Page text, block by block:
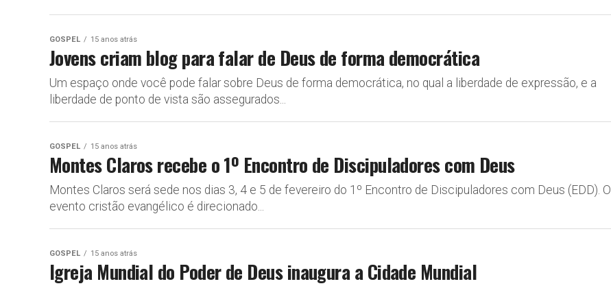
GOSPEL 15 anos atrás
Jovens criam blog para falar de Deus de forma democrática
Um espaço onde você pode falar sobre Deus de forma democrática, no qual a liberdade de expressão, e a
liberdade de ponto de vista são assegurados...
GOSPEL 15 anos atrás
Montes Claros recebe o 1º Encontro de Discipuladores com Deus
Montes Claros será sede nos dias 3, 4 e 5 de fevereiro do 1º Encontro de Discipuladores com Deus (EDD). O
evento cristão evangélico é direcionado...
GOSPEL 15 anos atrás
Igreja Mundial do Poder de Deus inaugura a Cidade Mundial